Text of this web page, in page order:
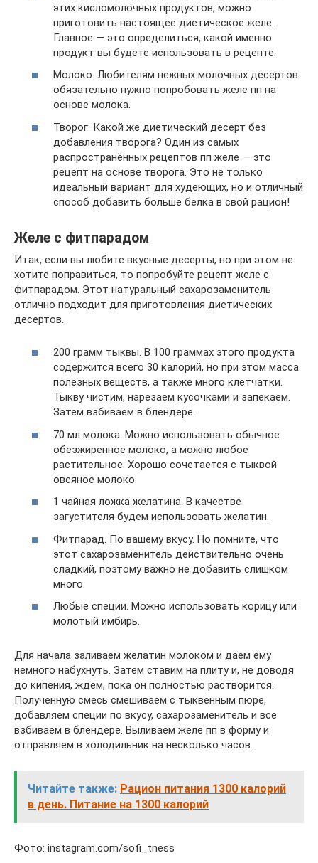
этих кисломолочных продуктов, можно
приготовить настоящее диетическое желе.
Главное — это определиться, какой именно
продукт вы будете использовать в рецепте.
Молоко. Любителям нежных молочных десертов
обязательно нужно попробовать желе пп на
основе молока.
Творог. Какой же диетический десерт без
добавления творога? Один из самых
распространённых рецептов пп желе — это
рецепт на основе творога. Это не только
идеальный вариант для худеющих, но и отличный
способ добавить больше белка в свой рацион!
Желе с фитпарадом
Итак, если вы любите вкусные десерты, но при этом не
хотите поправиться, то попробуйте рецепт желе с
фитпарадом. Этот натуральный сахарозаменитель
отлично подходит для приготовления диетических
десертов.
200 грамм тыквы. В 100 граммах этого продукта
содержится всего 30 калорий, но при этом масса
полезных веществ, а также много клетчатки.
Тыкву чистим, нарезаем кусочками и запекаем.
Затем взбиваем в блендере.
70 мл молока. Можно использовать обычное
обезжиренное молоко, а можно любое
растительное. Хорошо сочетается с тыквой
овсяное молоко.
1 чайная ложка желатина. В качестве
загустителя будем использовать желатин.
Фитпарад. По вашему вкусу. Но помните, что
этот сахарозаменитель действительно очень
сладкий, поэтому важно не добавить слишком
много.
Любые специи. Можно использовать корицу или
молотый имбирь.
Для начала заливаем желатин молоком и даем ему
немного набухнуть. Затем ставим на плиту и, не доводя
до кипения, ждем, пока он полностью растворится.
Полученную смесь смешиваем с тыквенным пюре,
добавляем специи по вкусу, сахарозаменитель и все
взбиваем в блендере. Выливаем желе пп в форму и
отправляем в холодильник на несколько часов.
Читайте также: Рацион питания 1300 калорий
в день. Питание на 1300 калорий
Фото: instagram.com/sofi_tness